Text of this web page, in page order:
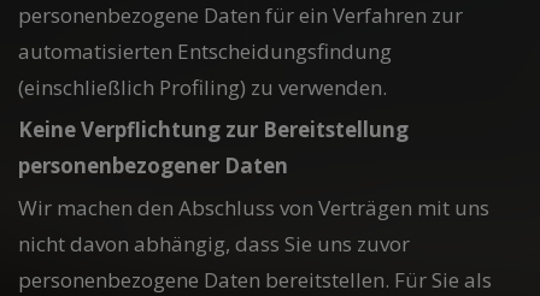
personenbezogene Daten für ein Verfahren zur
automatisierten Entscheidungsfindung
(einschließlich Profiling) zu verwenden.
Keine Verpflichtung zur Bereitstellung
personenbezogener Daten
Wir machen den Abschluss von Verträgen mit uns
nicht davon abhängig, dass Sie uns zuvor
personenbezogene Daten bereitstellen. Für Sie als